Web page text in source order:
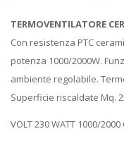
TERMOVENTILATORE
Con resistenza PTC
potenza 1000/2000W.
ambiente regolabile.
Superficie riscaldate Mq.
VOLT 230 WATT 1000/2000